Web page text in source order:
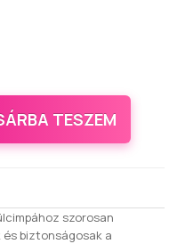
TESZEM
szorosan
és biztonságosak a